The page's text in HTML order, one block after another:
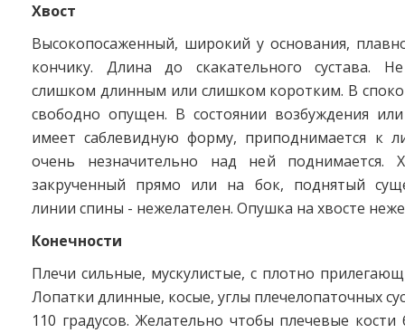
Хвост
Высокопосаженный, широкий у основания,
кончику. Длина до скакательного сустава.
слишком длинным или слишком коротким. В
свободно опущен. В состоянии возбуждения
имеет саблевидную форму, приподнимается к
очень незначительно над ней поднимается.
закрученный прямо или на бок, поднятый
линии спины - нежелателен. Опушка на хвосте
Конечности
Плечи сильные, мускулистые, с плотно
Лопатки длинные, косые, углы плечелопаточных
110 градусов. Желательно чтобы плечевые кости